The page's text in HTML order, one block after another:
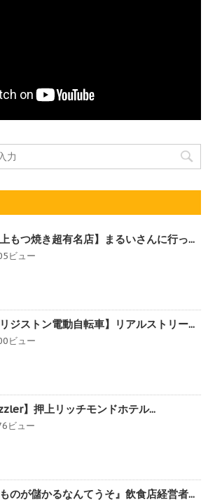
上もつ焼き超有名店】まるいさんに行っ...
ビュー
リジストン電動自転車】リアルストリー...
ビュー
】押上リッチモンドホテル...
ビュー
ものが儲かるなんてうそ』飲食店経営者...